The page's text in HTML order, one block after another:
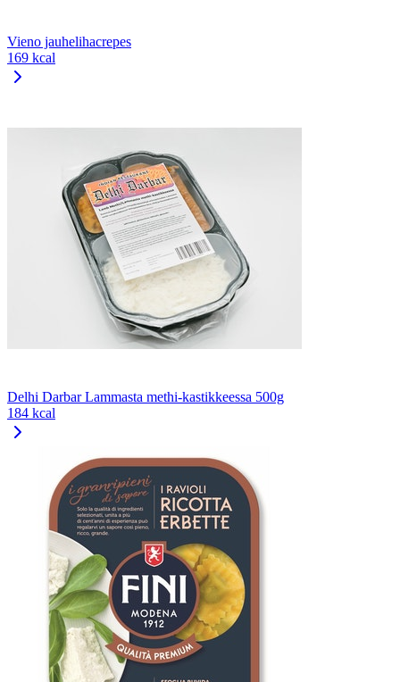
Vieno jauhelihacrepes
169 kcal
Delhi Darbar Lammasta methi-kastikkeessa 500g
184 kcal